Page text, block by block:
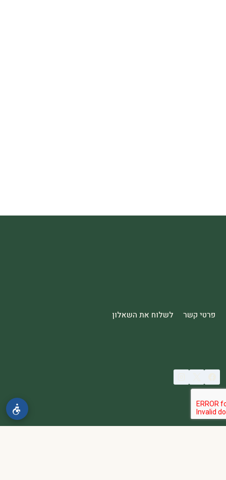
פרטי קשר לשלוח את השאלון
© 2026 spa2000